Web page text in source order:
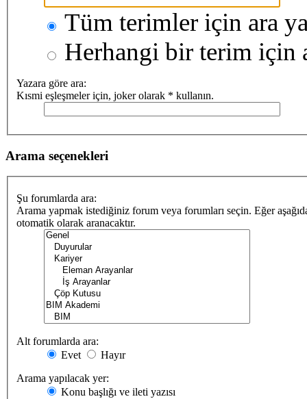
Tüm terimler için ara
Herhangi bir terim için
Yazara göre ara:
Kısmi eşleşmeler için, joker olarak * kullanın.
Arama seçenekleri
Şu forumlarda ara:
Arama yapmak istediğiniz forum veya forumları seçin. Eğer
otomatik olarak aranacaktır.
Alt forumlarda ara:
Evet
Hayır
Arama yapılacak yer:
Konu başlığı ve ileti yazısı